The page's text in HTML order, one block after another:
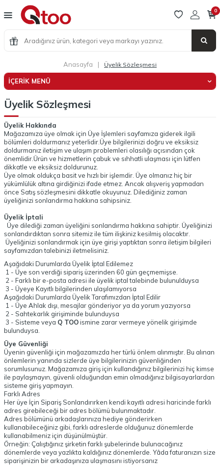
0
Anasayfa | Üyelik Sözleşmesi
İÇERIK MENÜ
Üyelik Sözleşmesi
Üyelik Hakkında
Mağazamıza üye olmak için Üye İşlemleri sayfamıza giderek ilgili
bölümleri doldurmanız yeterlidir.Üye bilgilerinizi doğru ve eksiksiz
doldurmanız iletişim ve ulaşım problemleri olasılığı açısından çok
önemlidir.Ürün ve hizmetlerin çabuk ve sıhhatli ulaşması için lütfen
dikkatle ve eksiksiz doldurunuz.
Üye olmak oldukça basit ve hızlı bir işlemdir. Üye olmanız hiç bir
yükümlülük altına girdiğinizi ifade etmez. Ancak alışveriş yapmadan
önce Satış sözleşmesini dikkatle okuyunuz. Dilediğiniz zaman
üyeliğinizi sonlandırma hakkına sahipsiniz.
Üyelik İptali
Üye dilediği zaman üyeliğini sonlandırma hakkına sahiptir. Üyeliğinizi
sonlandırdıktan sonra sitemiz ile tüm ilişkiniz kesilmiş olacaktır.
Üyeliğinizi sonlandırmak için üye girişi yaptıktan sonra iletişim bilgileri
sayfamızdan talebinizi iletmelisiniz.
Aşağıdaki Durumlarda Üyelik İptal Edilemez
1 - Üye son verdiği sipariş üzerinden 60 gün geçmemişse.
2 - Farklı bir e-posta adresi ile üyelik iptal talebinde bulunulduysa
3 - Üyeye Kayıtlı bilgilerinden ulaşılamıyorsa
Aşağıdaki Durumlarda Üyelik Tarafımızdan İptal Edilir
1 - Üye Ahlak dışı, mesajlar gönderiyor ya da yorum yazıyorsa
2 - Sahtekarlık girişiminde bulunduysa
3 - Sisteme veya Q TOOismine zarar vermeye yönelik girişimde
bulunduysa.
Üye Güvenliği
Üyenin güvenliği için mağazamızda her türlü önlem alınmıştır. Bu alınan
önlemlerin yanında sizlerde üye bilgilerinizin güvenliğinden
sorumlusunuz. Mağazamıza giriş için kullandığınız bilgilerinizi hiç kimse
ile paylaşmayın, güvenli olduğundan emin olmadığınız bilgisayarlardan
sisteme giriş yapmayın.
Farklı Adres
Her üye İçin Sipariş Sonlandırırken kendi kayıtlı adresi haricinde farklı
adres girebileceği bir adres bölümü bulunmaktadır.
Adres bölümünü arkadaşlarınıza hediye gönderirken
kullanabileceğiniz gibi, farklı adreslerde olduğunuz dönemlerde
kullanabilmeniz için düşünülmüştür.
Örneğin: Çalıştığınız şirketin farklı şubelerinde bulunacağınız
dönemlerde veya yazlıkta kaldığınız dönemlerde. Yâda faturanızın size
siparişinizin bir arkadaşınıza ulaşmasını istiyorsanız